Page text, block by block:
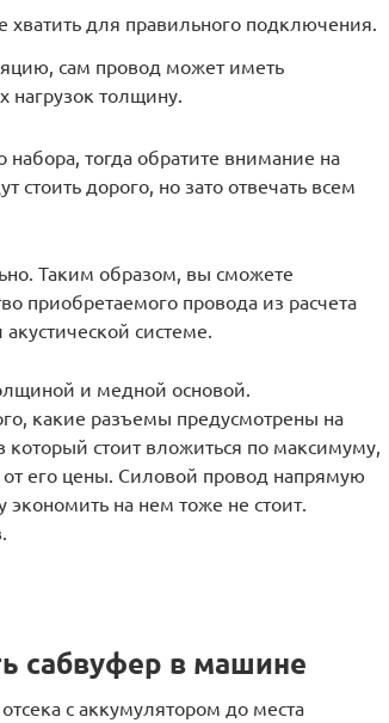
для правильного подключения.
сам провод может иметь
нагрузок толщину.
тогда обратите внимание на
дорого, но зато отвечать всем
Таким образом, вы сможете
приобретаемого провода из расчета
системе.
и медной основой.
какие разъемы предусмотрены на
стоит вложиться по максимуму,
от его цены. Силовой провод напрямую
экономить на нем тоже не стоит.
сабвуфер в машине
с аккумулятором до места